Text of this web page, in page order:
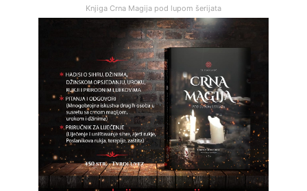
Knjiga Crna Magija pod lupom šerijata